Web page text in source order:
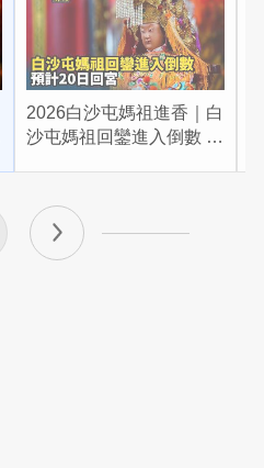
2026白沙屯媽祖進香｜白
沙屯媽祖回鑾進入倒數 預